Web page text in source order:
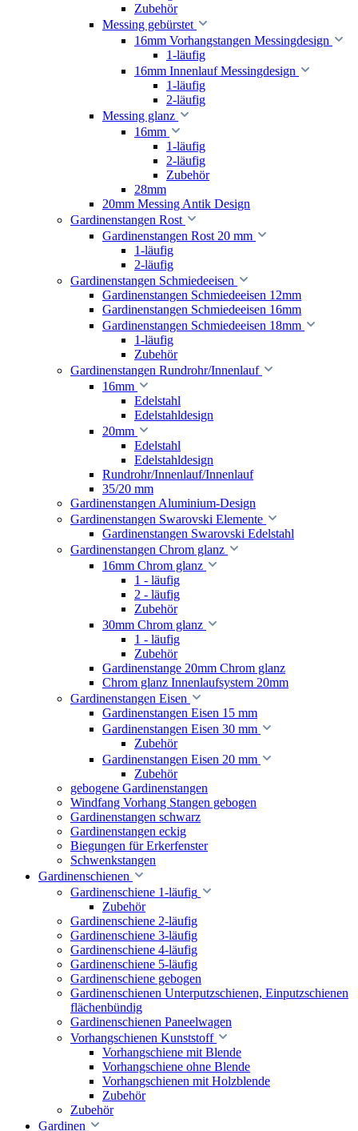
Zubehör
Messing gebürstet
16mm Vorhangstangen Messingdesign
1-läufig
16mm Innenlauf Messingdesign
1-läufig
2-läufig
Messing glanz
16mm
1-läufig
2-läufig
Zubehör
28mm
20mm Messing Antik Design
Gardinenstangen Rost
Gardinenstangen Rost 20 mm
1-läufig
2-läufig
Gardinenstangen Schmiedeeisen
Gardinenstangen Schmiedeeisen 12mm
Gardinenstangen Schmiedeeisen 16mm
Gardinenstangen Schmiedeeisen 18mm
1-läufig
Zubehör
Gardinenstangen Rundrohr/Innenlauf
16mm
Edelstahl
Edelstahldesign
20mm
Edelstahl
Edelstahldesign
Rundrohr/Innenlauf/Innenlauf
35/20 mm
Gardinenstangen Aluminium-Design
Gardinenstangen Swarovski Elemente
Gardinenstangen Swarovski Edelstahl
Gardinenstangen Chrom glanz
16mm Chrom glanz
1 - läufig
2 - läufig
Zubehör
30mm Chrom glanz
1 - läufig
Zubehör
Gardinenstange 20mm Chrom glanz
Chrom glanz Innenlaufsystem 20mm
Gardinenstangen Eisen
Gardinenstangen Eisen 15 mm
Gardinenstangen Eisen 30 mm
Zubehör
Gardinenstangen Eisen 20 mm
Zubehör
gebogene Gardinenstangen
Windfang Vorhang Stangen gebogen
Gardinenstangen schwarz
Gardinenstangen eckig
Biegungen für Erkerfenster
Schwenkstangen
Gardinenschienen
Gardinenschiene 1-läufig
Zubehör
Gardinenschiene 2-läufig
Gardinenschiene 3-läufig
Gardinenschiene 4-läufig
Gardinenschiene 5-läufig
Gardinenschiene gebogen
Gardinenschienen Unterputzschienen, Einputzschienen
flächenbündig
Gardinenschienen Paneelwagen
Vorhangschienen Kunststoff
Vorhangschiene mit Blende
Vorhangschiene ohne Blende
Vorhangschienen mit Holzblende
Zubehör
Zubehör
Gardinen